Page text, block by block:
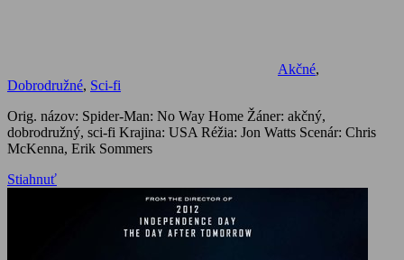
Akčné,
Dobrodružné, Sci-fi
Orig. názov: Spider-Man: No Way Home Žáner: akčný,
dobrodružný, sci-fi Krajina: USA Réžia: Jon Watts Scenár: Chris
McKenna, Erik Sommers
Stiahnuť